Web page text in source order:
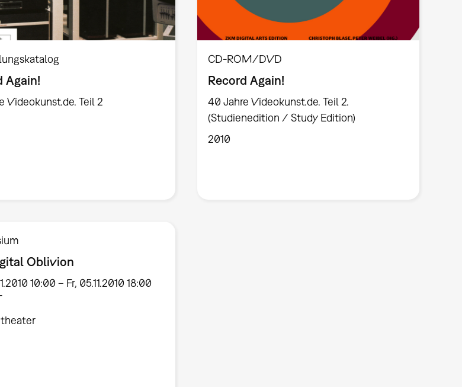
Again!
Videokunst.de. Teil 2
CD-ROM/DVD
Record Again!
40 Jahre Videokunst.de. Teil 2.
(Studienedition / Study Edition)
2010
Oblivion
10:00 – Fr, 05.11.2010 18:00